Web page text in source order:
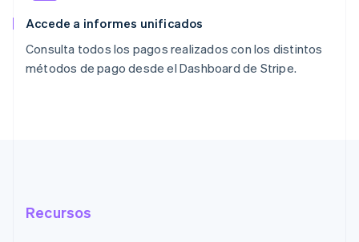
Accede a informes unificados
Consulta todos los pagos realizados con los distintos
métodos de pago desde el Dashboard de Stripe.
Recursos